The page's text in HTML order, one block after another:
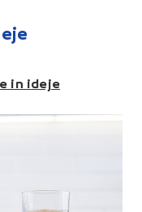
tudi pri nizkih
Regulator
Združljiv z ventilskimi
temperatura:
in ideje